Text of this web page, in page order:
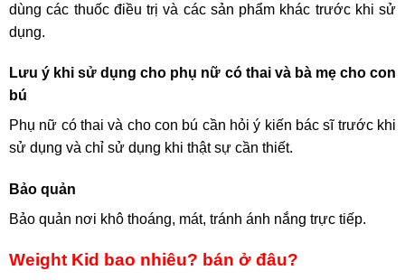
dùng các thuốc điều trị và các sản phẩm khác trước khi sử
dụng.
Lưu ý khi sử dụng cho phụ nữ có thai và bà mẹ cho con
bú
Phụ nữ có thai và cho con bú cần hỏi ý kiến bác sĩ trước khi
sử dụng và chỉ sử dụng khi thật sự cần thiết.
Bảo quản
Bảo quản nơi khô thoáng, mát, tránh ánh nắng trực tiếp.
Weight Kid bao nhiêu? bán ở đâu?